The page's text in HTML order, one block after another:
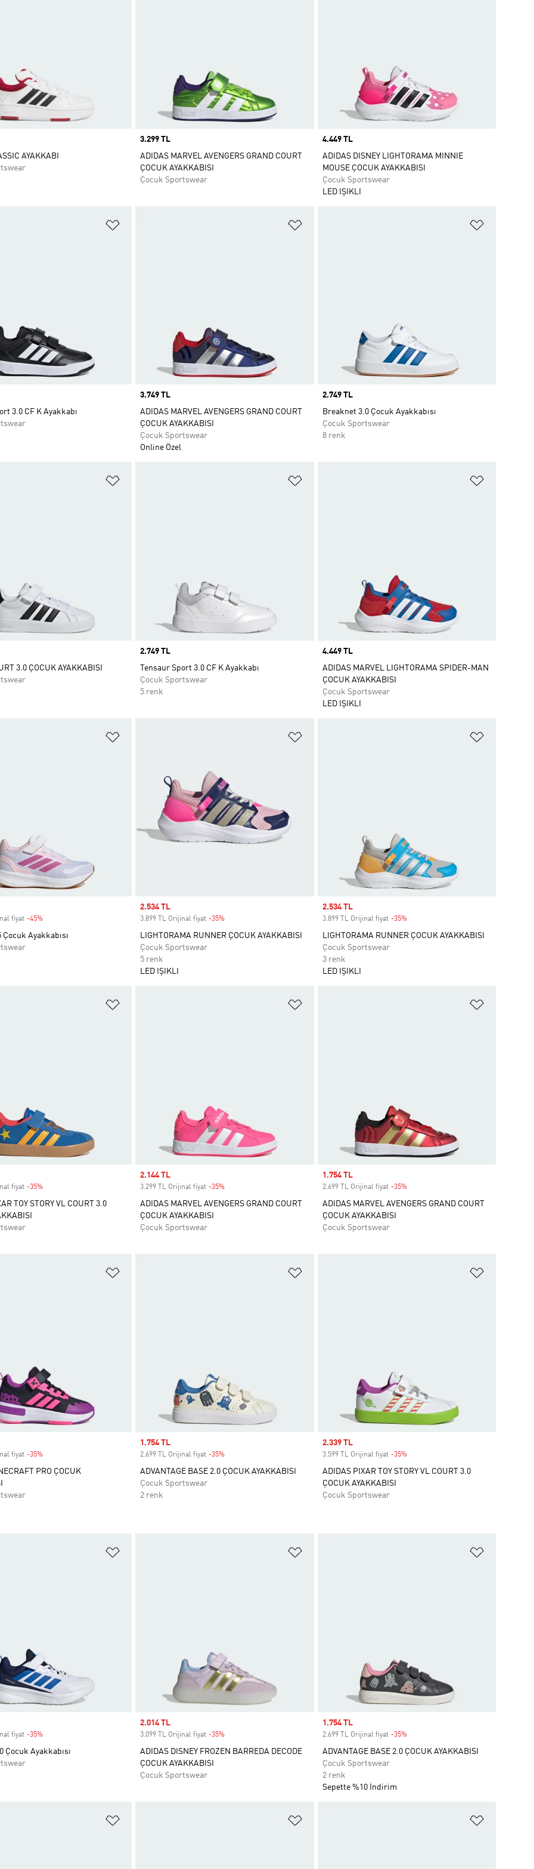
AYAKKABI
Price
3.299 TL
ADIDAS MARVEL AVENGERS GRAND COURT
ÇOCUK AYAKKABISI
Çocuk Sportswear
Price
4.449 TL
ADIDAS DISNEY LIGHTORAMA MINNIE
MOUSE ÇOCUK AYAKKABISI
Çocuk Sportswear
LED IŞIKLI
3.0 CF K Ayakkabı
Price
3.749 TL
ADIDAS MARVEL AVENGERS GRAND COURT
ÇOCUK AYAKKABISI
Çocuk Sportswear
Online Özel
Price
2.749 TL
Breaknet 3.0 Çocuk Ayakkabısı
Çocuk Sportswear
8 renk
3.0 ÇOCUK AYAKKABISI
Price
2.749 TL
Tensaur Sport 3.0 CF K Ayakkabı
Çocuk Sportswear
5 renk
Price
4.449 TL
ADIDAS MARVEL LIGHTORAMA SPIDER-MAN
ÇOCUK AYAKKABISI
Çocuk Sportswear
LED IŞIKLI
fiyat -45%Discount
Çocuk Ayakkabısı
Sale price
2.534 TL
3.899 TL Orijinal fiyat -35%
LIGHTORAMA RUNNER ÇOCUK AYAKKABISI
Çocuk Sportswear
5 renk
LED IŞIKLI
Sale price
2.534 TL
3.899 TL Orijinal fiyat -35%Discount
LIGHTORAMA RUNNER ÇOCUK AYAKKABISI
Çocuk Sportswear
3 renk
LED IŞIKLI
fiyat -35%Discount
TOY STORY VL COURT 3.0
Sale price
2.144 TL
3.299 TL Orijinal fiyat -35%
ADIDAS MARVEL AVENGERS GRAND COURT
ÇOCUK AYAKKABISI
Çocuk Sportswear
Sale price
1.754 TL
2.699 TL Orijinal fiyat -35%Discount
ADIDAS MARVEL AVENGERS GRAND COURT
ÇOCUK AYAKKABISI
Çocuk Sportswear
fiyat -35%Discount
PRO ÇOCUK
Sale price
1.754 TL
2.699 TL Orijinal fiyat -35%
ADVANTAGE BASE 2.0 ÇOCUK AYAKKABISI
Çocuk Sportswear
2 renk
Sale price
2.339 TL
3.599 TL Orijinal fiyat -35%Discount
ADIDAS PIXAR TOY STORY VL COURT 3.0
ÇOCUK AYAKKABISI
Çocuk Sportswear
fiyat -35%Discount
Çocuk Ayakkabısı
Sale price
2.014 TL
3.099 TL Orijinal fiyat -35%
ADIDAS DISNEY FROZEN BARREDA DECODE
ÇOCUK AYAKKABISI
Çocuk Sportswear
Sale price
1.754 TL
2.699 TL Orijinal fiyat -35%Discount
ADVANTAGE BASE 2.0 ÇOCUK AYAKKABISI
Çocuk Sportswear
2 renk
Sepette %10 İndirim